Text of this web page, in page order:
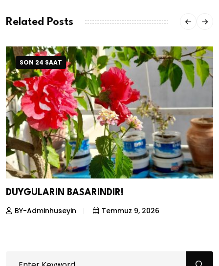
Related Posts
SON 24 SAAT
DUYGULARIN BASARINDIR!
BY-Adminhuseyin Temmuz 9, 2026